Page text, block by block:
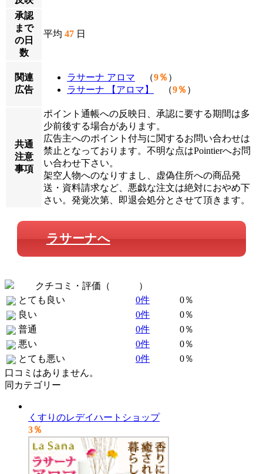
承認
まで
の日
数
平均 47 日
関連
広告
ラサーナ アロマ （9％ ）
ラサーナ 【アロマ】
（9％ ）
共通
注意
事項
ポイント通帳への反映日、承認に要する期間は多
少前後する場合があります。
広告主へのポイント付与に関するお問い合わせは
禁止となっております。不明な点はPointierへお問
い合わせ下さい。
架空人物へのなりすまし、虚偽住所への商品発
送・資料請求など、悪戯な注文は絶対におやめ下
さい。発覚次第、即退会処分とさせて頂きます。
ラサーナへ
クチコミ・評価（
）
とても良い
0件
0％
良い
0件
0％
普通
0件
0％
悪い
0件
0％
とても悪い
0件
0％
口コミはありません。
同カテゴリー
くすりのレデイハートショップ
3％